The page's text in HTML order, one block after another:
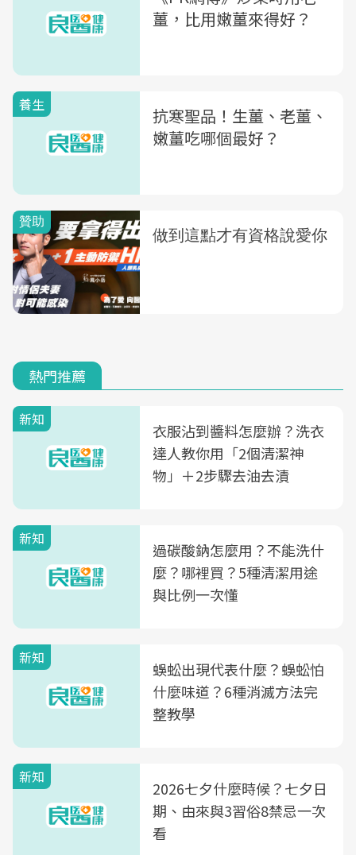
薑，比用嫩薑來得好？
養生
抗寒聖品！生薑、老薑、
嫩薑吃哪個最好？
熱門推薦
新知
衣服沾到醬料怎麼辦？洗衣
達人教你用「2個清潔神
物」＋2步驟去油去漬
新知
過碳酸鈉怎麼用？不能洗什
麼？哪裡買？5種清潔用途
與比例一次懂
新知
蜈蚣出現代表什麼？蜈蚣怕
什麼味道？6種消滅方法完
整教學
新知
2026七夕什麼時候？七夕日
期、由來與3習俗8禁忌一次
看